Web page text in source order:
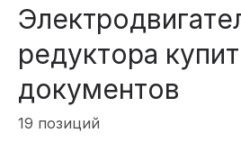
редуктора
документов
19 позиций